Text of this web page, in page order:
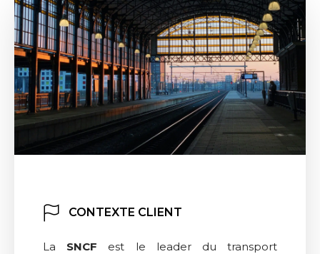
CONTEXTE CLIENT
La SNCF est le leader du transport